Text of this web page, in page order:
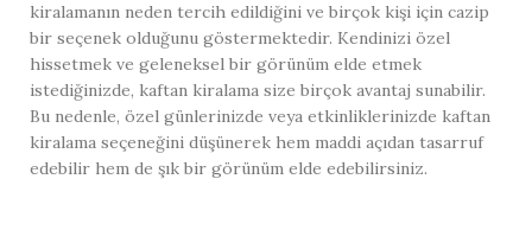
kiralamanın neden tercih edildiğini ve birçok kişi için cazip
bir seçenek olduğunu göstermektedir. Kendinizi özel
hissetmek ve geleneksel bir görünüm elde etmek
istediğinizde, kaftan kiralama size birçok avantaj sunabilir.
Bu nedenle, özel günlerinizde veya etkinliklerinizde kaftan
kiralama seçeneğini düşünerek hem maddi açıdan tasarruf
edebilir hem de şık bir görünüm elde edebilirsiniz.